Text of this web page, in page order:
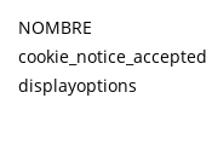
NOMBRE
cookie_notice_accepted
displayoptions